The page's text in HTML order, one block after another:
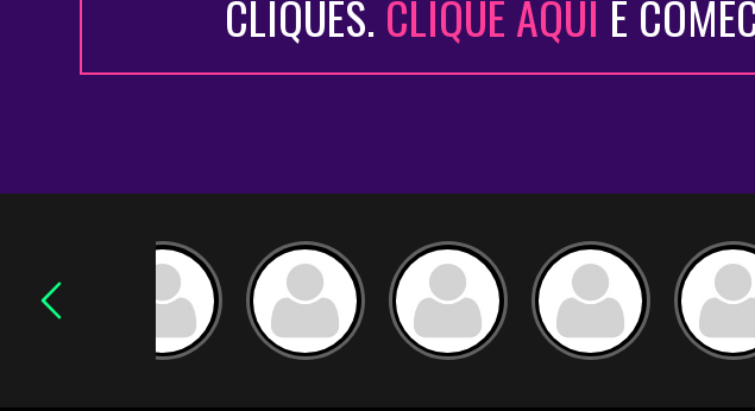
CLIQUES. CLIQUE AQUI E